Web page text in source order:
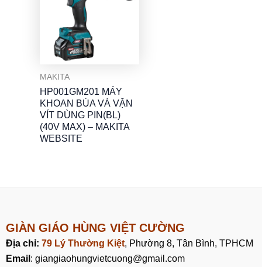
MAKITA
HP001GM201 MÁY
KHOAN BÚA VÀ VẶN
VÍT DÙNG PIN(BL)
(40V MAX) – MAKITA
WEBSITE
GIÀN GIÁO HÙNG VIỆT CƯỜNG
Địa chỉ: 79 Lý Thường Kiệt, Phường 8, Tân Bình, TPHCM
Email : giangiaohungvietcuong@gmail.com